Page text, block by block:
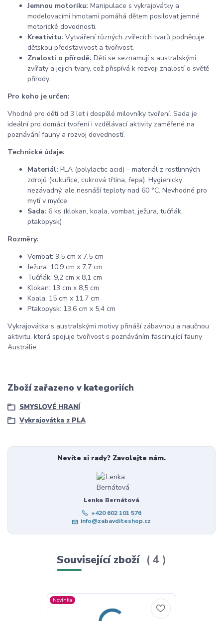
Jemnou motoriku: Manipulace s vykrajovátky a
modelovacími hmotami pomáhá dětem posilovat jemné
motorické dovednosti.
Kreativitu: Vytváření různých zvířecích tvarů podněcuje
dětskou představivost a tvořivost.
Znalosti o přírodě: Děti se seznamují s australskými
zvířaty a jejich tvary, což přispívá k rozvoji znalostí o světě
přírody.
Pro koho je určen:
Vhodné pro děti od 3 let i dospělé milovníky tvoření. Sada je
ideální pro domácí tvoření i vzdělávací aktivity zaměřené na
poznávání fauny a rozvoj dovedností.
Technické údaje:
Materiál: PLA (polylactic acid) – materiál z rostlinných
zdrojů (kukuřice, cukrová třtina, řepa). Hygienicky
nezávadný, ale nesnáší teploty nad 60 °C. Nevhodné pro
mytí v myčce.
Sada: 6 ks (klokan, koala, vombat, ježura, tučňák,
ptakopysk)
Rozměry:
Vombat: 9,5 cm x 7,5 cm
Ježura: 10,9 cm x 7,7 cm
Tučňák: 9,2 cm x 8,1 cm
Klokan: 13 cm x 8,5 cm
Koala: 15 cm x 11,7 cm
Ptakopysk: 13,6 cm x 5,4 cm
Vykrajovátka s australskými motivy přináší zábavnou a naučnou
aktivitu, která spojuje tvořivost s poznáváním fascinující fauny
Austrálie.
Zboží zařazeno v kategoriích
SMYSLOVÉ HRANÍ
Vykrajovátka z PLA
Nevíte si rady? Zavolejte nám.
Lenka Bernátová
+420 602 101 576
info@zabavditeshop.cz
Související zboží 4
Novinka